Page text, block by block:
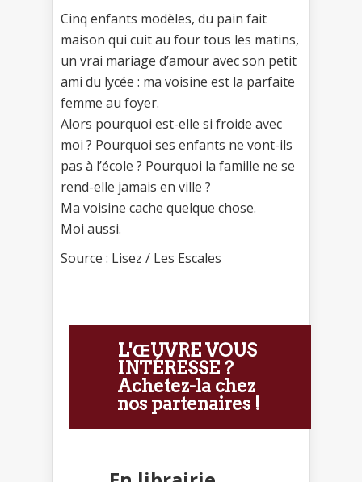
Cinq enfants modèles, du pain fait
maison qui cuit au four tous les matins,
un vrai mariage d’amour avec son petit
ami du lycée : ma voisine est la parfaite
femme au foyer.
Alors pourquoi est-elle si froide avec
moi ? Pourquoi ses enfants ne vont-ils
pas à l’école ? Pourquoi la famille ne se
rend-elle jamais en ville ?
Ma voisine cache quelque chose.
Moi aussi.
Source : Lisez / Les Escales
L'ŒUVRE VOUS
INTÉRESSE ?
Achetez-la chez
nos partenaires !